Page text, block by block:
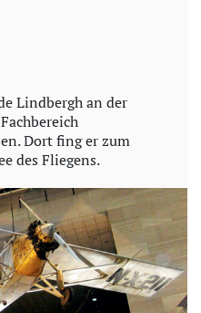
Lindbergh an der
Dort fing er zum
des Fliegens.